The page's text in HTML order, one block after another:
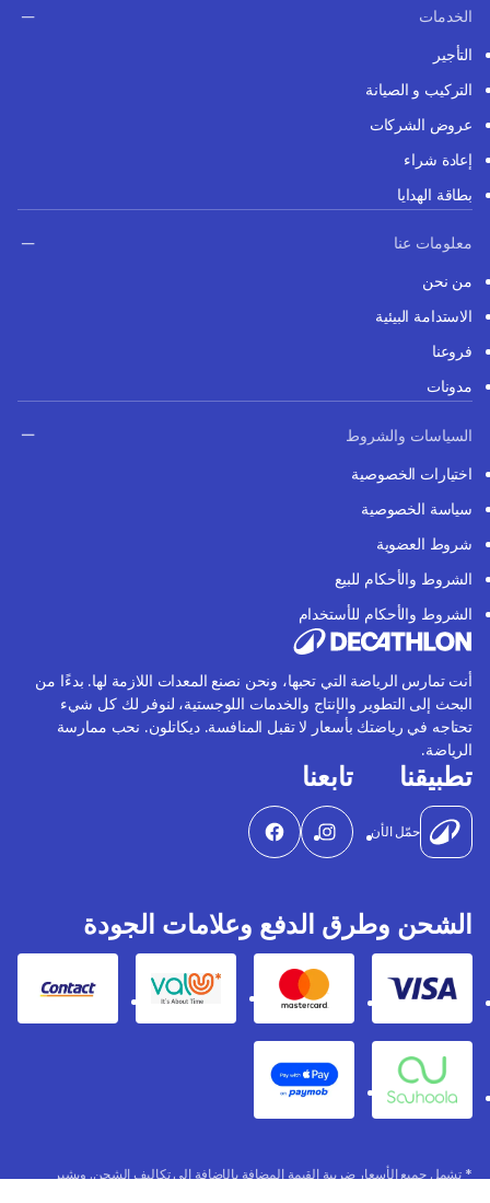
الخدمات
التأجير
التركيب و الصيانة
عروض الشركات
إعادة شراء
بطاقة الهدايا
معلومات عنا
من نحن
الاستدامة البيئية
فروعنا
مدونات
السياسات والشروط
اختيارات الخصوصية
سياسة الخصوصية
شروط العضوية
الشروط والأحكام للبيع
الشروط والأحكام للأستخدام
أنت تمارس الرياضة التي تحبها، ونحن نصنع المعدات اللازمة لها. بدءًا من
البحث إلى التطوير والإنتاج والخدمات اللوجستية، لنوفر لك كل شيء
تحتاجه في رياضتك بأسعار لا تقبل المنافسة. ديكاتلون. نحب ممارسة
الرياضة.
تطبيقنا
حمّل الأن
تابعنا
الشحن وطرق الدفع وعلامات الجودة
Visa
Mastercard
Valu
Contact
Souhoola
Apple Pay
* تشمل جميع الأسعار ضريبة القيمة المضافة بالإضافة إلى تكاليف الشحن. ويشير